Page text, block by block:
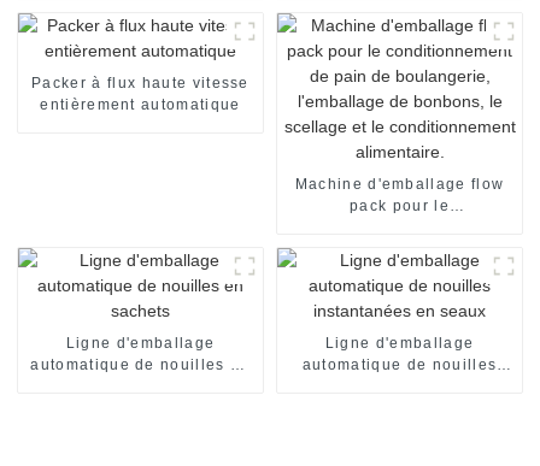
Packer à flux haute vitesse
entièrement automatique
Machine d'emballage flow
pack pour le
boulangerie, l'emballage de
bonbons, le scellage et le
conditionnement
alimentaire.
Ligne d'emballage
automatique de nouilles en
Ligne d'emballage
automatique de nouilles